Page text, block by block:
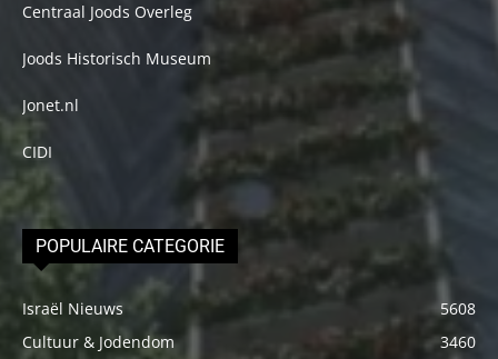
Centraal Joods Overleg
Joods Historisch Museum
Jonet.nl
CIDI
POPULAIRE CATEGORIE
Israël Nieuws
5608
Cultuur & Jodendom
3460